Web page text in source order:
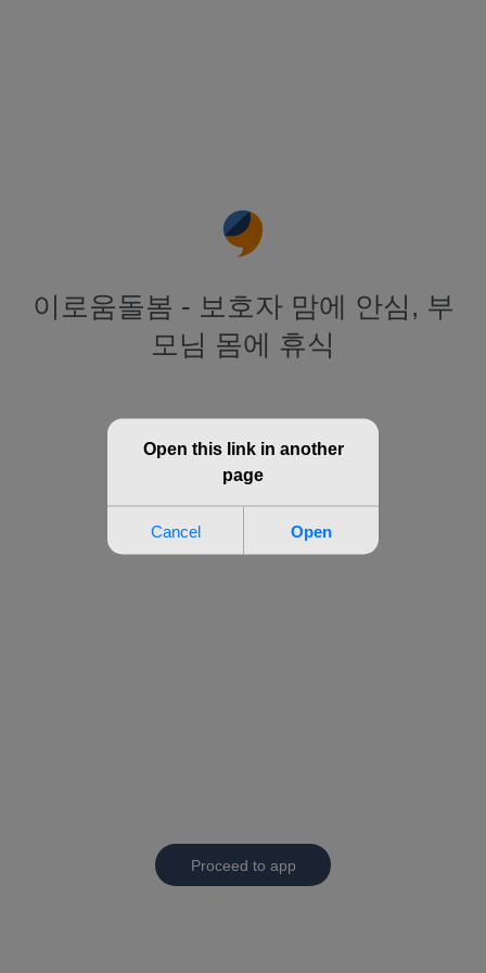
이로움돌봄 - 보호자 맘에 안심, 부
모님 몸에 휴식
Proceed to app